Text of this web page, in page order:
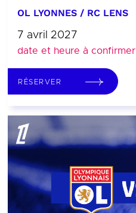
OL LYONNES / RC LENS
7 avril 2027
date et heure à confirmer
RÉSERVER